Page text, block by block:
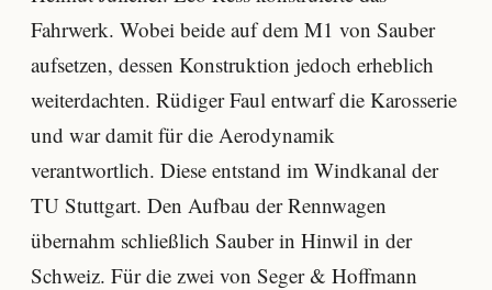
Fahrwerk. Wobei beide auf dem M1 von Sauber
aufsetzen, dessen Konstruktion jedoch erheblich
weiterdachten. Rüdiger Faul entwarf die Karosserie
und war damit für die Aerodynamik
verantwortlich. Diese entstand im Windkanal der
TU Stuttgart. Den Aufbau der Rennwagen
übernahm schließlich Sauber in Hinwil in der
Schweiz. Für die zwei von Seger & Hoffmann